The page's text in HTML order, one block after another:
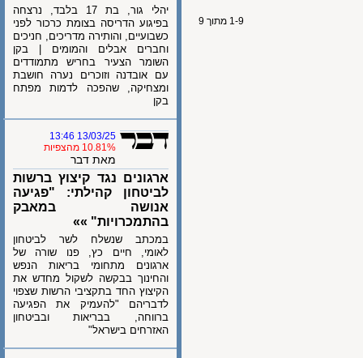
יהלי גור, בת 17 בלבד, נרצחה
בפיגוע הדריסה בצומת כרכור לפני
כשבועיים, והותירה מדריכים, חניכים
וחברים אבלים והמומים | בקן
השומר הצעיר בחריש מתמודדים
עם אובדנה וזוכרים נערה חושבת
ומצחיקה, שהפכה לדמות מפתח
13/03/25 13:46
10.81% מהצפיות
מאת דבר
ארגונים נגד קיצוץ ברשות
לביטחון קהילתי: "פגיעה
אנושה במאבק
בהתמכרויות" »»
במכתב שנשלח לשר לביטחון
לאומי, חיים כץ, פנו שורה של
ארגונים מתחומי בריאות הנפש
והחינוך בבקשה לשקול מחדש את
הקיצוץ החד בתקציבי הרשות שצפוי
לדבריהם "להעמיק את הפגיעה
ברווחה, בבריאות ובביטחון
האזרחים בישראל"